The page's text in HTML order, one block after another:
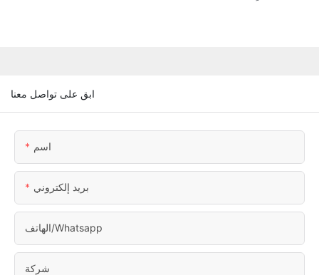
ابق على تواصل معنا
اسم
بريد إلكتروني
الهاتف/whatsapp
شركة